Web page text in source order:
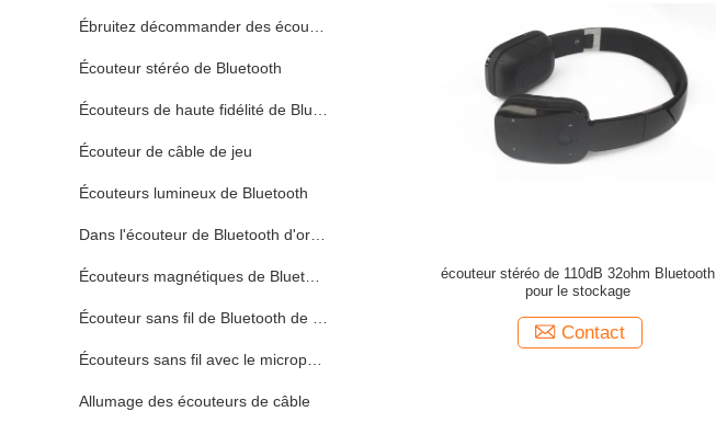
Ébruitez décommander des écouteurs de Bluetooth
Écouteur stéréo de Bluetooth
Écouteurs de haute fidélité de Bluetooth
Écouteur de câble de jeu
Écouteurs lumineux de Bluetooth
Dans l'écouteur de Bluetooth d'oreille
Écouteurs magnétiques de Bluetooth de sport
Écouteur sans fil de Bluetooth de sport
Écouteurs sans fil avec le microphone
Allumage des écouteurs de câble
écouteur stéréo de 110dB 32ohm Bluetooth
pour le stockage
Contact